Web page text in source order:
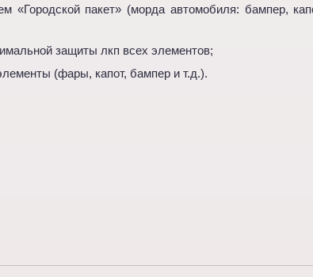
«Городской пакет» (морда автомобиля: бампер,
защиты лкп всех элементов;
(фары, капот, бампер и т.д.).